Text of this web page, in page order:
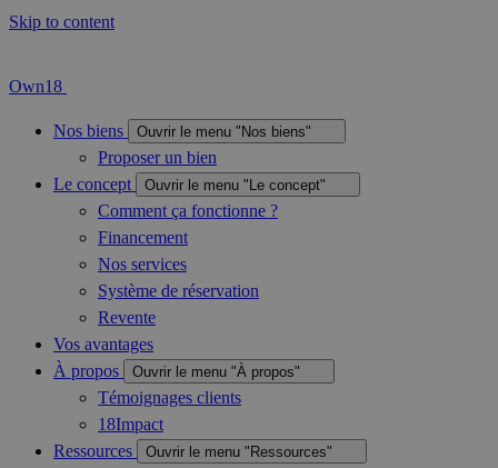
Skip to content
Own18
Nos biens Ouvrir le menu "Nos biens"
Proposer un bien
Le concept
Ouvrir le menu "Le concept"
Comment ça fonctionne ?
Financement
Nos services
Système de réservation
Revente
Vos avantages
À propos
Ouvrir le menu "À propos"
Témoignages clients
18Impact
Ressources
Ouvrir le menu "Ressources"